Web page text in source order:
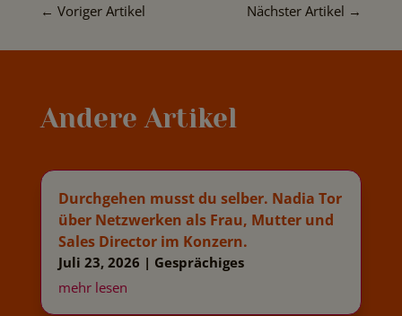
← Voriger Artikel Nächster Artikel →
Andere Artikel
Durchgehen musst du selber. Nadia Tor
über Netzwerken als Frau, Mutter und
Sales Director im Konzern.
Juli 23, 2026 | Gesprächiges
mehr lesen